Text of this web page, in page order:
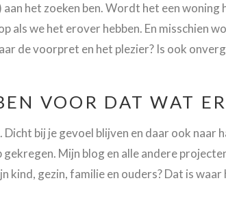
het zoeken ben. Wordt het een woning
als we het erover hebben. En misschien
de voorpret en het plezier? Is ook
VOOR DAT WAT
bij je gevoel blijven en daar ook naar
gekregen. Mijn blog en alle andere
kind, gezin, familie en ouders? Dat is